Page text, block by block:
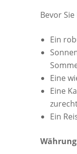
Bevor
Ein
Eine
Eine
Ein